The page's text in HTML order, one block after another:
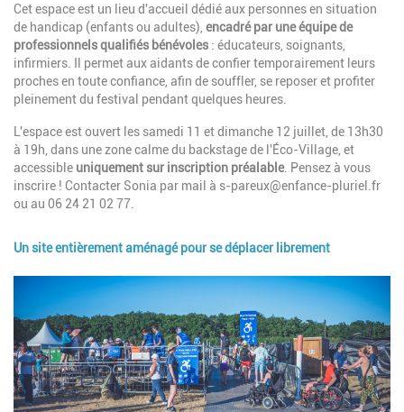
Cet espace est un lieu d'accueil dédié aux personnes en situation
de handicap (enfants ou adultes), encadré par une équipe de
professionnels qualifiés bénévoles : éducateurs, soignants,
infirmiers. Il permet aux aidants de confier temporairement leurs
proches en toute confiance, afin de souffler, se reposer et profiter
pleinement du festival pendant quelques heures.
L'espace est ouvert les samedi 11 et dimanche 12 juillet, de 13h30
à 19h, dans une zone calme du backstage de l'Éco-Village, et
accessible uniquement sur inscription préalable. Pensez à vous
inscrire ! Contacter Sonia par mail à s-pareux@enfance-pluriel.fr
ou au 06 24 21 02 77.
Un site entièrement aménagé pour se déplacer librement